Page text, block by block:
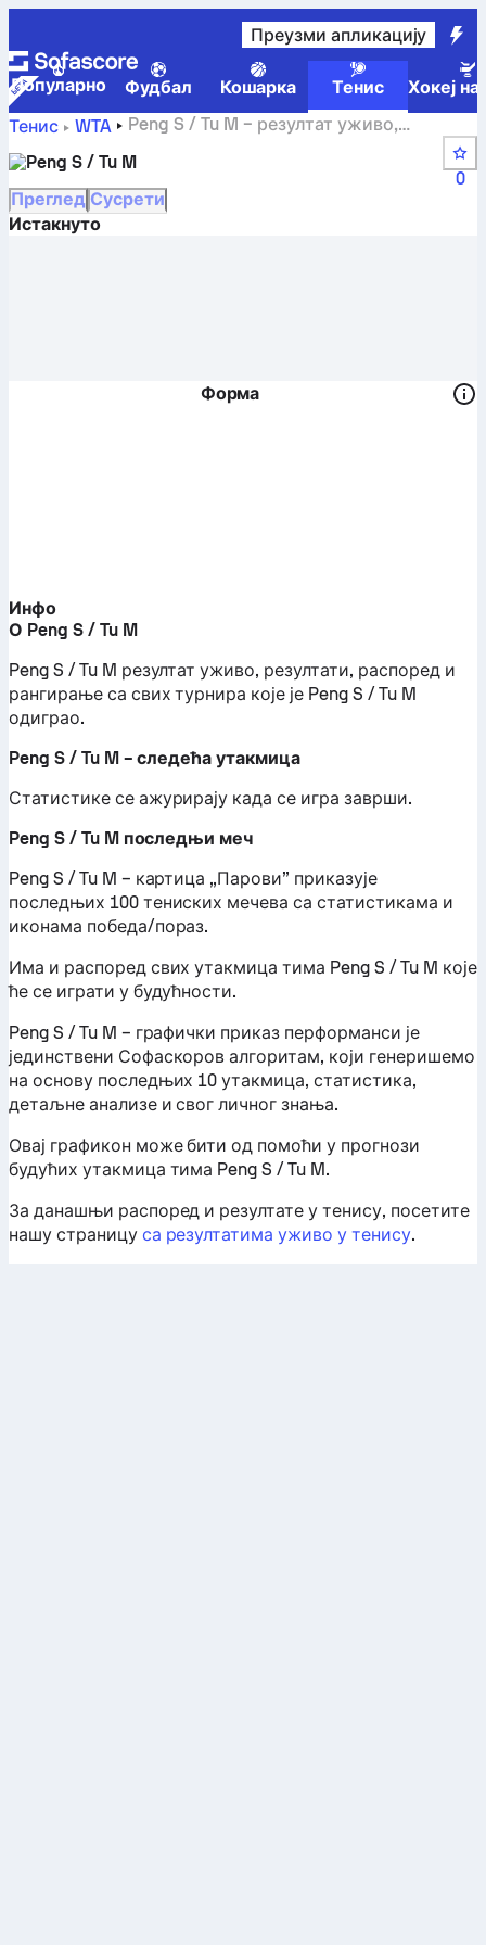
Преузми апликацију
Популарно Фудбал Кошарка Тенис
Хокеј
Тенис
WTA
Peng S / Tu M – резултат уживо,
Peng S / Tu M
0
Преглед Сусрети
Истакнуто
Форма
Инфо
О Peng S / Tu M
Peng S / Tu M резултат уживо, резултати, распоред и
рангирање са свих турнира које је Peng S / Tu M
одиграо.
Peng S / Tu M – следећа утакмица
Статистике се ажурирају када се игра заврши.
Peng S / Tu M последњи меч
Peng S / Tu M – картица „Парови” приказује
последњих 100 тениских мечева са статистикама и
иконама победа/пораз.
Има и распоред свих утакмица тима Peng S / Tu M које
ће се играти у будућности.
Peng S / Tu M – графички приказ перформанси је
јединствени Софаскоров алгоритам, који генеришемо
на основу последњих 10 утакмица, статистика,
детаљне анализе и свог личног знања.
Овај графикон може бити од помоћи у прогнози
будућих утакмица тима Peng S / Tu M.
За данашњи распоред и резултате у тенису, посетите
нашу страницу са резултатима уживо у тенису.